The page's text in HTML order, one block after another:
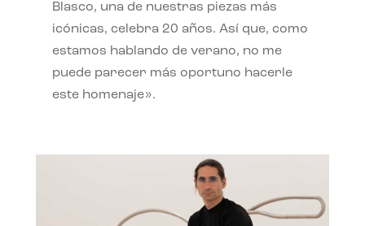
Blasco, una de nuestras piezas más
icónicas, celebra 20 años. Así que, como
estamos hablando de verano, no me
puede parecer más oportuno hacerle
este homenaje».